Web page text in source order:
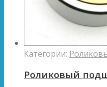
Категории:
Роликовый